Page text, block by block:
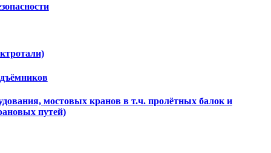
мостовых кранов в т.ч. пролётных балок и
путей)